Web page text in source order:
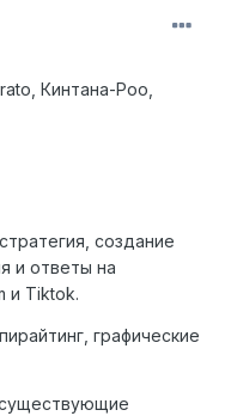
Кинтана-Роо
создание
и ответы на
и Tiktok.
графические
существующие